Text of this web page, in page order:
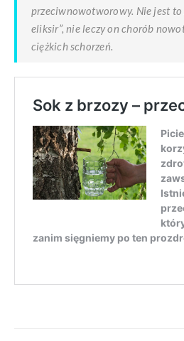
przeciwnowotworowy. Nie jest to
eliksir”, nie leczy on chorób
ciężkich schorzeń.